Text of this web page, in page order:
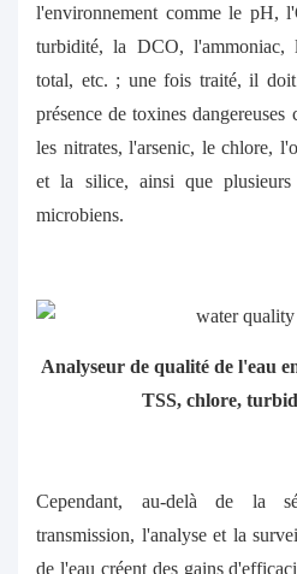
l'environnement comme le pH,
turbidité, la DCO, l'ammoniac,
total, etc. ; une fois traité, il
présence de toxines
les nitrates, l'arsenic, le chlore,
et la silice, ainsi que plusieurs
microbiens.
Analyseur de qualité de l'eau
TSS, chlore,
Cependant, au-delà de la
transmission, l'analyse et la
de l'eau créent des gains